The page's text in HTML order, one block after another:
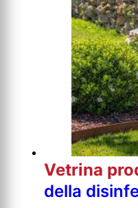
Vetrina
della